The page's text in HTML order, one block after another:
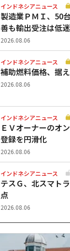
インドネシアニュース
製造業ＰＭＩ、50
善も輸出受注は低迷
2026.08.06
インドネシアニュース
補助燃料価格、据
2026.08.06
インドネシアニュース
ＥＶオーナーのオ
登録を円滑化
2026.08.06
インドネシアニュース
テスＧ、北スマト
点
2026.08.06